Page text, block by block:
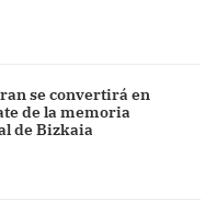
se convertirá en
de la memoria
de Bizkaia